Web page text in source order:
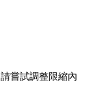
嘗試調整限縮內